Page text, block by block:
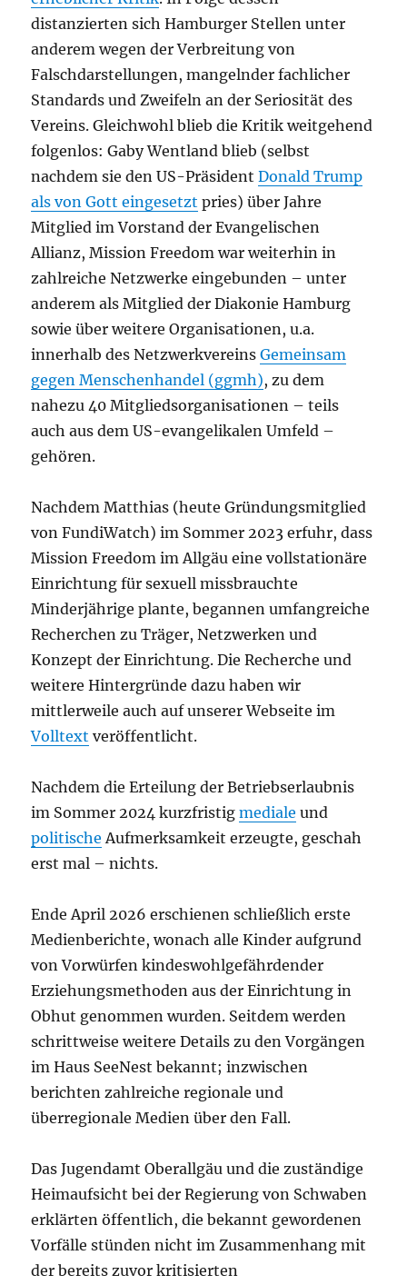
distanzierten sich Hamburger Stellen unter
anderem wegen der Verbreitung von
Falschdarstellungen, mangelnder fachlicher
Standards und Zweifeln an der Seriosität des
Vereins. Gleichwohl blieb die Kritik weitgehend
folgenlos: Gaby Wentland blieb (selbst
nachdem sie den US-PräsidentDonald Trump
als von Gott eingesetzt pries) über Jahre
Mitglied im Vorstand der Evangelischen
Allianz, Mission Freedom war weiterhin in
zahlreiche Netzwerke eingebunden – unter
anderem als Mitglied der Diakonie Hamburg
sowie über weitere Organisationen, u.a.
innerhalb des NetzwerkvereinsGemeinsam
gegen Menschenhandel (ggmh), zu dem
nahezu 40 Mitgliedsorganisationen – teils
auch aus dem US-evangelikalen Umfeld –
gehören.
Nachdem Matthias (heute Gründungsmitglied
von FundiWatch) im Sommer 2023 erfuhr, dass
Mission Freedom im Allgäu eine vollstationäre
Einrichtung für sexuell missbrauchte
Minderjährige plante, begannen umfangreiche
Recherchen zu Träger, Netzwerken und
Konzept der Einrichtung. Die Recherche und
weitere Hintergründe dazu haben wir
mittlerweile auch auf unserer Webseite im
Volltext veröffentlicht.
Nachdem die Erteilung der Betriebserlaubnis
im Sommer 2024 kurzfristigmediale und
politische Aufmerksamkeit erzeugte, geschah
erst mal – nichts.
Ende April 2026 erschienen schließlich erste
Medienberichte, wonach alle Kinder aufgrund
von Vorwürfen kindeswohlgefährdender
Erziehungsmethoden aus der Einrichtung in
Obhut genommen wurden. Seitdem werden
schrittweise weitere Details zu den Vorgängen
im Haus SeeNest bekannt; inzwischen
berichten zahlreiche regionale und
überregionale Medien über den Fall.
Das Jugendamt Oberallgäu und die zuständige
Heimaufsicht bei der Regierung von Schwaben
erklärten öffentlich, die bekannt gewordenen
Vorfälle stünden nicht im Zusammenhang mit
der bereits zuvor kritisierten